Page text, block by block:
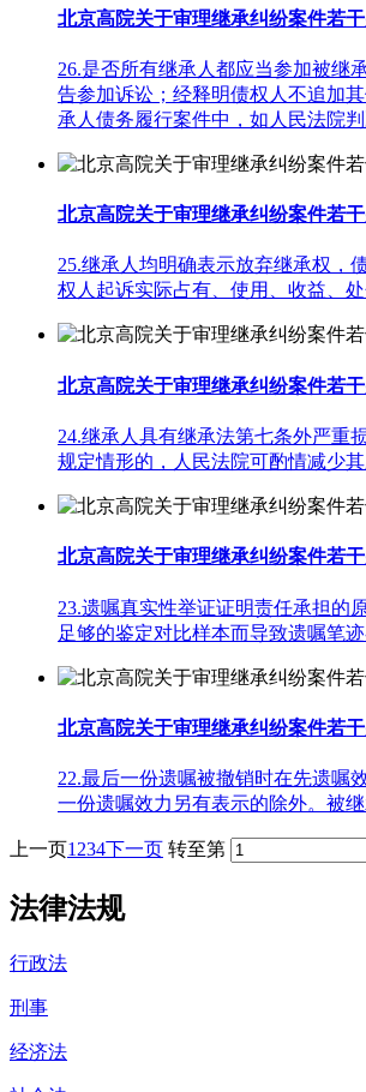
北京高院关于审理继承纠纷案件若
26.是否所有继承人都应当参加被继
告参加诉讼；经释明债权人不追加
承人债务履行案件中，如人民法院
北京高院关于审理继承纠纷案件若
25.继承人均明确表示放弃继承权，
权人起诉实际占有、使用、收益、
北京高院关于审理继承纠纷案件若
24.继承人具有继承法第七条外严重
规定情形的，人民法院可酌情减少其
北京高院关于审理继承纠纷案件若
23.遗嘱真实性举证证明责任承担的
足够的鉴定对比样本而导致遗嘱笔
北京高院关于审理继承纠纷案件若
22.最后一份遗嘱被撤销时在先遗嘱
一份遗嘱效力另有表示的除外。被
上一页1 234下一页 转至第
法律法规
行政法
刑事
经济法